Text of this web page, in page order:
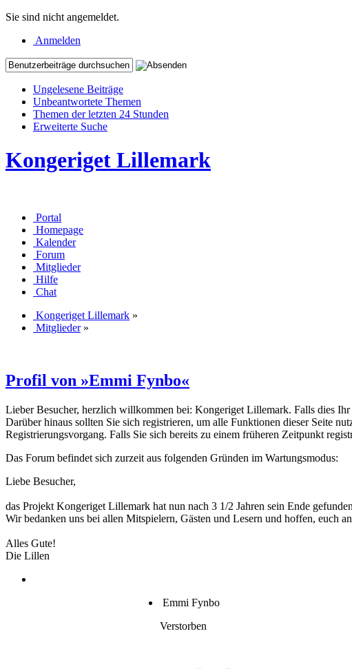
Sie sind nicht angemeldet.
Anmelden
Ungelesene Beiträge
Unbeantwortete Themen
Themen der letzten 24 Stunden
Erweiterte Suche
Kongeriget Lillemark
Portal
Homepage
Kalender
Forum
Mitglieder
Hilfe
Chat
Kongeriget Lillemark »
Mitglieder»
Profil von »Emmi Fynbo«
Lieber Besucher, herzlich willkommen bei: Kongeriget Lillemark. Falls dies Ihr
Darüber hinaus sollten Sie sich registrieren, um alle Funktionen dieser Seite
Registrierungsvorgang. Falls Sie sich bereits zu einem früheren Zeitpunkt
Das Forum befindet sich zurzeit aus folgenden Gründen im Wartungsmodus:
Liebe Besucher,
das Projekt Kongeriget Lillemark hat nun nach 3 1/2 Jahren sein Ende
Wir bedanken uns bei allen Mitspielern, Gästen und Lesern und hoffen, euch
Alles Gute!
Die Lillen
Emmi Fynbo
Verstorben